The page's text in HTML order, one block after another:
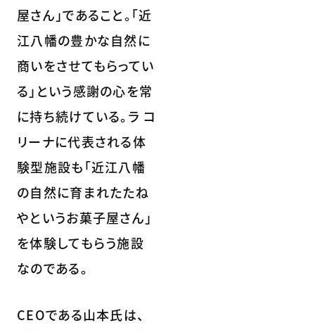
屋さん」であること。「近
江八幡の豊かな自然に
商いをさせてもらってい
る」という感謝の心を常
に持ち続けている。ラ コ
リーナに代表される体
験型施設も「近江八幡
の自然に育まれたたね
やというお菓子屋さん」
を体験してもらう施設
なのである。
CEOである山本氏は、